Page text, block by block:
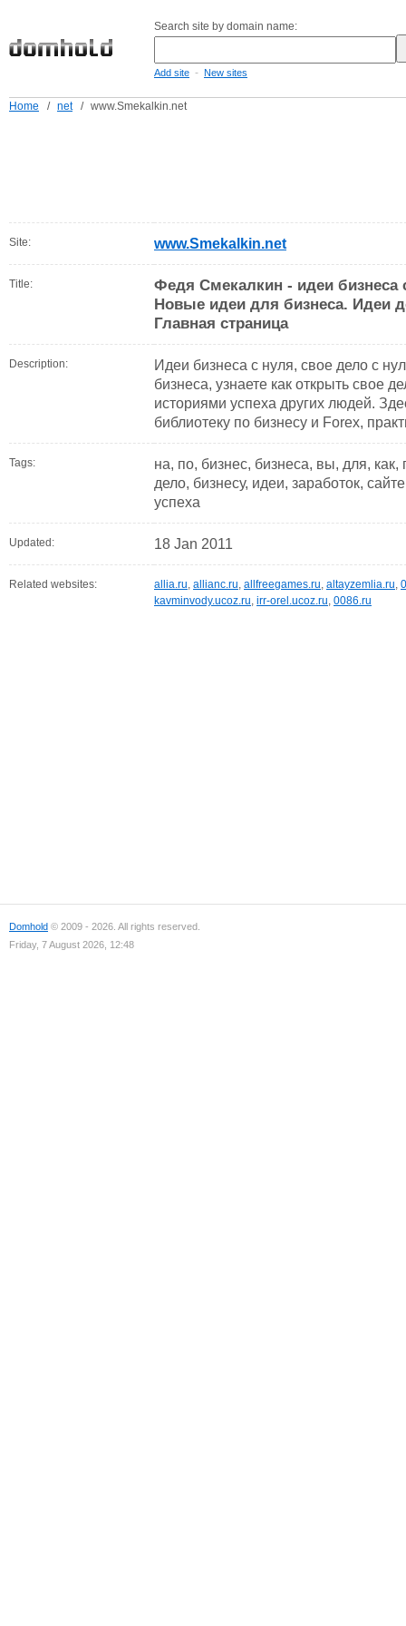
Search site by domain name:
Add site - New sites
Home / net / www.Smekalkin.net
Site: www.Smekalkin.net
Title:
Федя Смекалкин - идеи бизнеса
Новые идеи для бизнеса. Идеи
Главная страница
Description:
Идеи бизнеса с нуля, свое дело с
бизнеса, узнаете как открыть свое
историями успеха других людей.
библиотеку по бизнесу и Forex,
Tags:
на, по, бизнес, бизнеса, вы, для,
дело, бизнесу, идеи, заработок,
успеха
Updated: 18 Jan 2011
Related websites: allia.ru, allianc.ru, allfreegames.ru, altayzemlia.ru,
kavminvody.ucoz.ru, irr-orel.ucoz.ru, 0086.ru
Domhold © 2009 - 2026. All rights reserved.
Friday, 7 August 2026, 12:48